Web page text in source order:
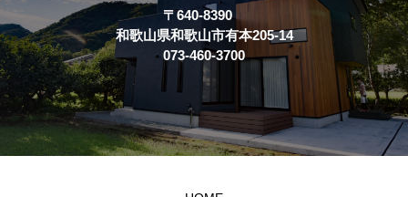
〒640-8390
和歌山県和歌山市有本205-14
073-460-3700